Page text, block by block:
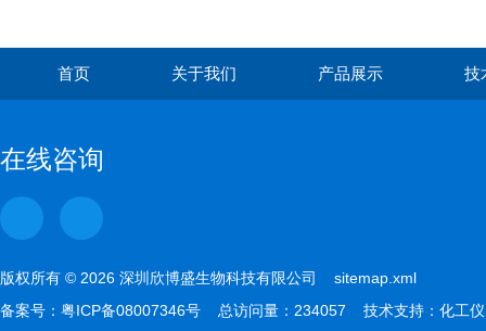
首页 关于我们 产品展示 技
在线咨询
版权所有 © 2026 深圳欣博盛生物科技有限公司 sitemap.xml
备案号： 粤ICP备08007346号 总访问量：234057 技术支持： 化工仪